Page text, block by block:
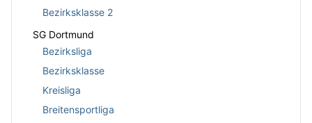
Bezirksklasse 2
SG Dortmund
Bezirksliga
Bezirksklasse
Kreisliga
Breitensportliga